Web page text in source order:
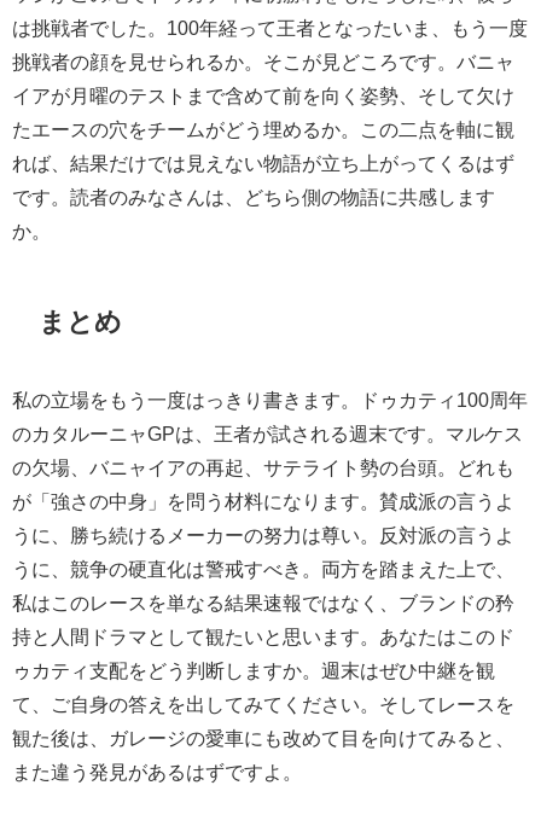
は挑戦者でした。100年経って王者となったいま、もう一度
挑戦者の顔を見せられるか。そこが見どころです。バニャ
イアが月曜のテストまで含めて前を向く姿勢、そして欠け
たエースの穴をチームがどう埋めるか。この二点を軸に観
れば、結果だけでは見えない物語が立ち上がってくるはず
です。読者のみなさんは、どちら側の物語に共感します
か。
まとめ
私の立場をもう一度はっきり書きます。ドゥカティ100周年
のカタルーニャGPは、王者が試される週末です。マルケス
の欠場、バニャイアの再起、サテライト勢の台頭。どれも
が「強さの中身」を問う材料になります。賛成派の言うよ
うに、勝ち続けるメーカーの努力は尊い。反対派の言うよ
うに、競争の硬直化は警戒すべき。両方を踏まえた上で、
私はこのレースを単なる結果速報ではなく、ブランドの矜
持と人間ドラマとして観たいと思います。あなたはこのド
ゥカティ支配をどう判断しますか。週末はぜひ中継を観
て、ご自身の答えを出してみてください。そしてレースを
観た後は、ガレージの愛車にも改めて目を向けてみると、
また違う発見があるはずですよ。